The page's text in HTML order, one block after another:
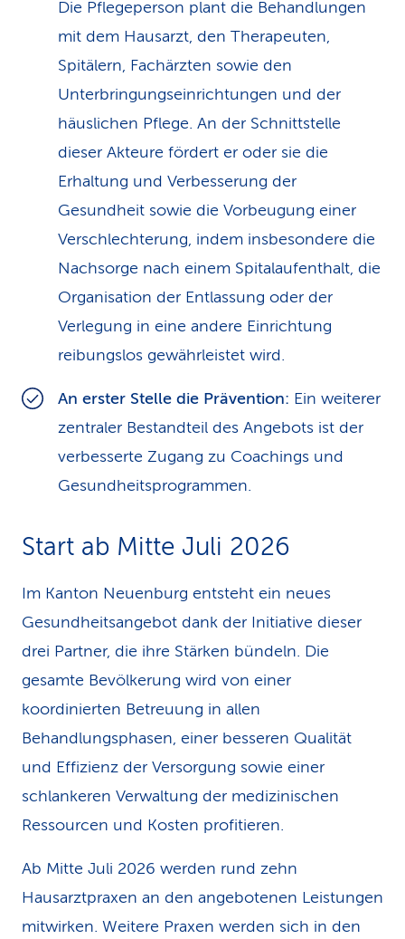
Die Pflegeperson plant die Behandlungen
mit dem Hausarzt, den Therapeuten,
Spitälern, Fachärzten sowie den
Unterbringungs­einrichtungen und der
häuslichen Pflege. An der Schnittstelle
dieser Akteure fördert er oder sie die
Erhaltung und Verbesserung der
Gesundheit sowie die Vorbeugung einer
Verschlechterung, indem insbesondere die
Nachsorge nach einem Spitalaufenthalt, die
Organisation der Entlassung oder der
Verlegung in eine andere Einrichtung
reibungslos gewährleistet wird.
An erster Stelle die Prävention: Ein weiterer
zentraler Bestandteil des Angebots ist der
verbesserte Zugang zu Coachings und
Gesundheitsprogrammen.
Start ab Mitte Juli 2026
Im Kanton Neuenburg entsteht ein neues
Gesundheitsangebot dank der Initiative dieser
drei Partner, die ihre Stärken bündeln. Die
gesamte Bevölkerung wird von einer
koordinierten Betreuung in allen
Behandlungsphasen, einer besseren Qualität
und Effizienz der Versorgung sowie einer
schlankeren Verwaltung der medizinischen
Ressourcen und Kosten profitieren.
Ab Mitte Juli 2026 werden rund zehn
Hausarztpraxen an den angebotenen Leistungen
mitwirken. Weitere Praxen werden sich in den